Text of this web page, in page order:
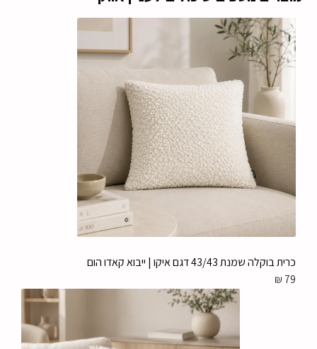
כרית בוקלה שמנת 43/43 דגם איקו | ייבוא קאדו הום
₪ 79